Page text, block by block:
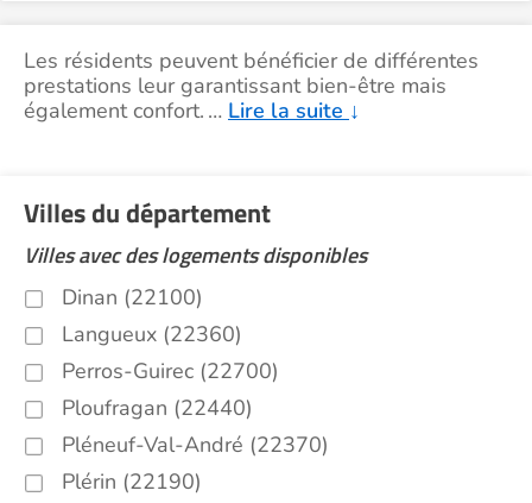
Les résidents peuvent bénéficier de différentes
prestations leur garantissant bien-être mais
également confort. … Lire la suite ↓
Villes du département
Villes avec des logements disponibles
Dinan (22100)
Langueux (22360)
Perros-Guirec (22700)
Ploufragan (22440)
Pléneuf-Val-André (22370)
Plérin (22190)